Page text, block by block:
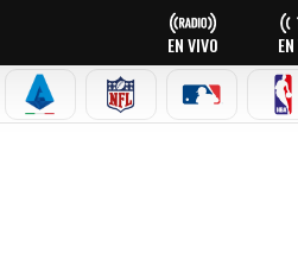
EN VIVO
LEAGUE
SERIE A NFL MLB